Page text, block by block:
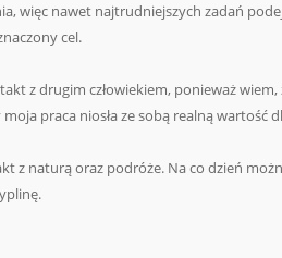
więc nawet najtrudniejszych zadań
cel.
z drugim człowiekiem, ponieważ
praca niosła ze sobą realną
z naturą oraz podróże. Na co dzień